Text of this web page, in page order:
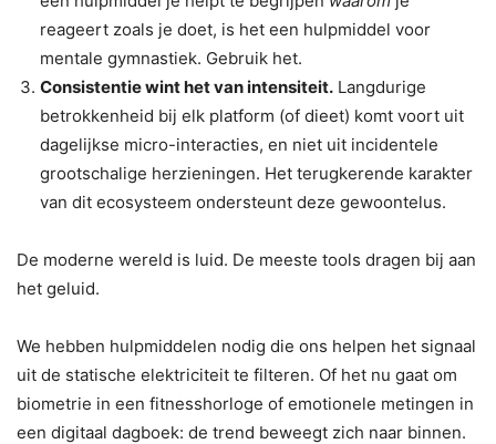
reageert zoals je doet, is het een hulpmiddel voor
mentale gymnastiek. Gebruik het.
Consistentie wint het van intensiteit. Langdurige
betrokkenheid bij elk platform (of dieet) komt voort uit
dagelijkse micro-interacties, en niet uit incidentele
grootschalige herzieningen. Het terugkerende karakter
van dit ecosysteem ondersteunt deze gewoontelus.
De moderne wereld is luid. De meeste tools dragen bij aan
het geluid.
We hebben hulpmiddelen nodig die ons helpen het signaal
uit de statische elektriciteit te filteren. Of het nu gaat om
biometrie in een fitnesshorloge of emotionele metingen in
een digitaal dagboek: de trend beweegt zich naar binnen.